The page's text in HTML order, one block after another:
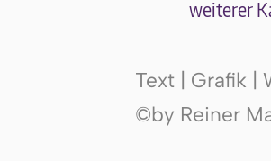
wei­te­rer
Text | Grafik |
©by Reiner